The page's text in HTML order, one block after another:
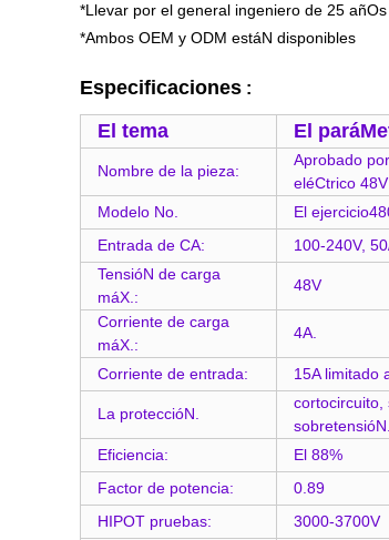
*Llevar por el general ingeniero de 25 añOs
*Ambos OEM y ODM estáN disponibles
Especificaciones :
El tema El
Nombre de la pieza:
Aprobado
eléCtrico 48V
Modelo No.
El
Entrada de CA:
100-240V,
TensióN de carga
máX.:
48V
Corriente de carga
máX.:
4A.
Corriente de entrada: 15A limitado
La proteccióN.
cortocircuito,
sobretensióN.
Eficiencia:
El 88%
Factor de potencia:
0.89
HIPOT pruebas:
3000-3700V